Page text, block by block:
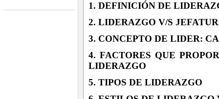
1. DEFINICIÓN DE
2. LIDERAZGO V/S
3. CONCEPTO DE LIDER:
4. FACTORES QUE
LIDERAZGO
5. TIPOS DE LIDERAZGO